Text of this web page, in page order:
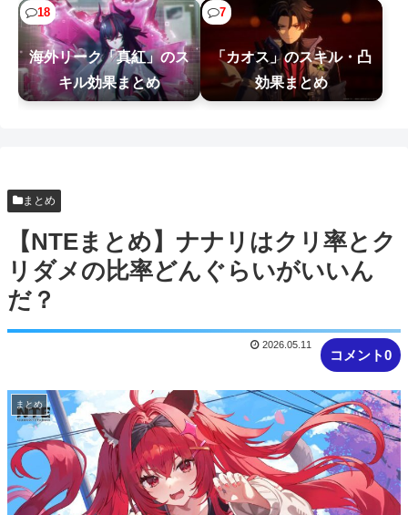
【朗報】ホロライブの大人気VTuber「結婚しても
引退しない」
【画像】熊本「被災者の人はこの『ドラゴンボー
ルの家』みたいな奴の中で過ごしてねー...
【NTEまとめ】ところでみなさんニャクラッチや
ってますか
18
海外リーク「真紅」のス
キル効果まとめ
7
「カオス」のスキル・凸
効果まとめ
まとめ
【NTEまとめ】ナナリはクリ率とク
リダメの比率どんぐらいがいいん
だ？
コメント0
2026.05.11
まとめ